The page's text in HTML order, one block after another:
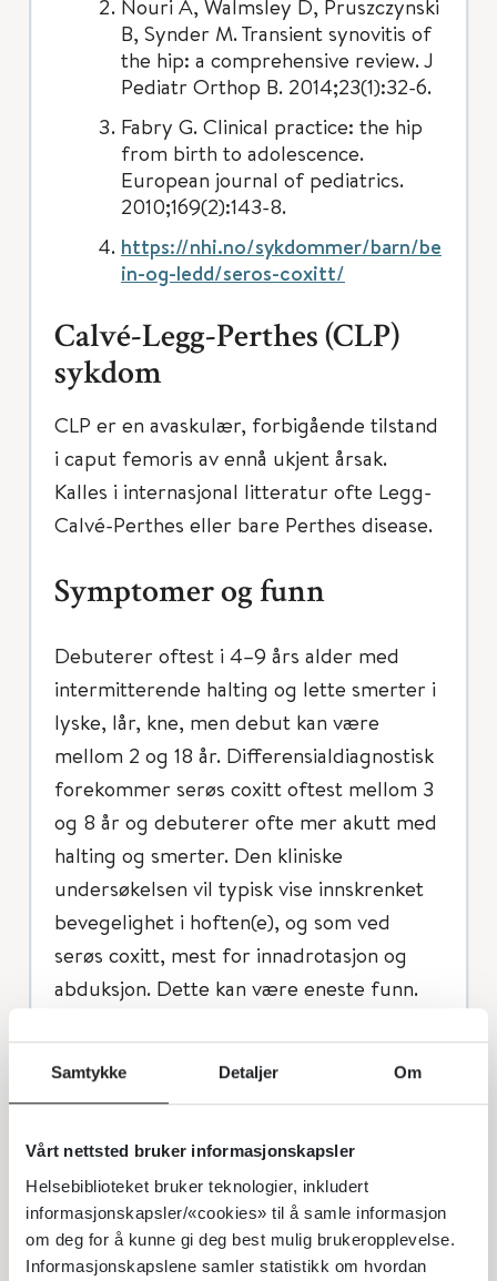
Samtykke Detaljer Om
Vårt nettsted bruker informasjonskapsler
Helsebiblioteket bruker teknologier, inkludert
informasjonskapsler/«cookies» til å samle informasjon
om deg for å kunne gi deg best mulig brukeropplevelse.
Informasjonskapslene samler statistikk om hvordan
Nouri A, Walmsley D, Pruszczynski
B, Synder M. Transient synovitis of
the hip: a comprehensive review. J
Pediatr Orthop B. 2014;23(1):32-6.
Fabry G. Clinical practice: the hip
from birth to adolescence.
European journal of pediatrics.
2010;169(2):143-8.
https://nhi.no/sykdommer/barn/be
in-og-ledd/seros-coxitt/
Calvé-Legg-Perthes (CLP)
sykdom
CLP er en avaskulær, forbigående tilstand
i caput femoris av ennå ukjent årsak.
Kalles i internasjonal litteratur ofte Legg-
Calvé-Perthes eller bare Perthes disease.
Symptomer og funn
Debuterer oftest i 4–9 års alder med
intermitterende halting og lette smerter i
lyske, lår, kne, men debut kan være
mellom 2 og 18 år. Differensialdiagnostisk
forekommer serøs coxitt oftest mellom 3
og 8 år og debuterer ofte mer akutt med
halting og smerter. Den kliniske
undersøkelsen vil typisk vise innskrenket
bevegelighet i hoften(e), og som ved
serøs coxitt, mest for innadrotasjon og
abduksjon. Dette kan være eneste funn.
Diagnostikk og utredning
Rtg oversikt bekken og sidebilde av begge
hofter kan være helt normale i tidlig fase.
Etter noen uker vises typisk partielt
sammenfall av lårhodet. MR bør